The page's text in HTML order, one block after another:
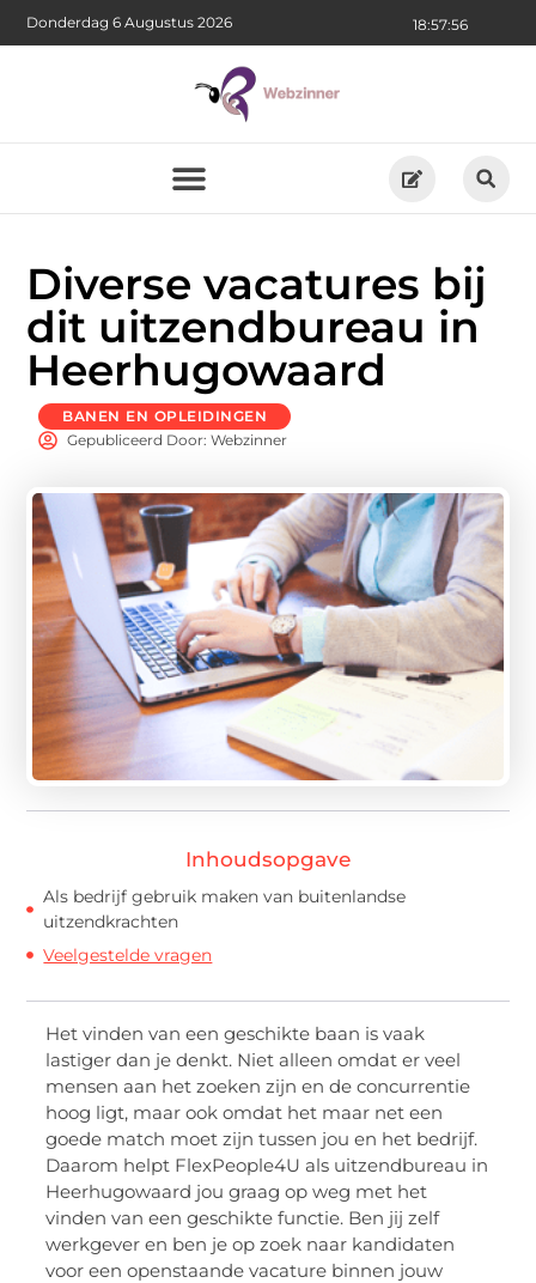
18:57:57
Donderdag 6 Augustus 2026
Diverse vacatures bij
dit uitzendbureau in
Heerhugowaard
BANEN EN OPLEIDINGEN
Gepubliceerd Door: Webzinner
Inhoudsopgave
Als bedrijf gebruik maken van buitenlandse
uitzendkrachten
Veelgestelde vragen
Het vinden van een geschikte baan is vaak
lastiger dan je denkt. Niet alleen omdat er veel
mensen aan het zoeken zijn en de concurrentie
hoog ligt, maar ook omdat het maar net een
goede match moet zijn tussen jou en het bedrijf.
Daarom helpt FlexPeople4U als uitzendbureau in
Heerhugowaard jou graag op weg met het
vinden van een geschikte functie. Ben jij zelf
werkgever en ben je op zoek naar kandidaten
voor een openstaande vacature binnen jouw